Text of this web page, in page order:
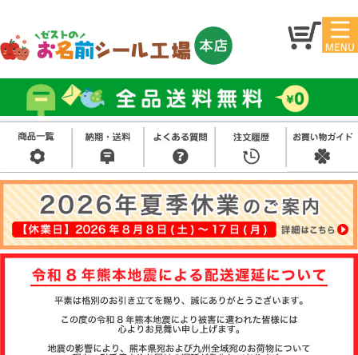
マイ
ジ
お名
前シ
ール
アイ
ロン
シー
ル
お買
い得
セッ
ト
スタ
ンプ
その
他